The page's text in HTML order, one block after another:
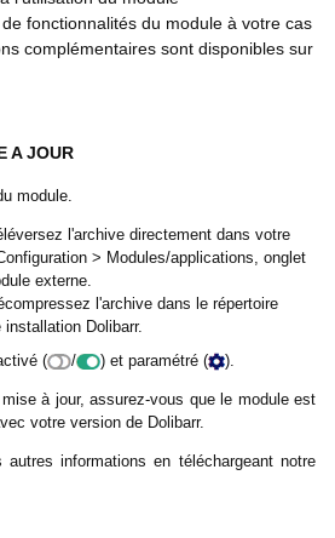
fonctionnalités du module à votre cas
complémentaires sont disponibles sur
A JOUR
module.
l'archive directement dans votre
> Modules/applications, onglet
externe.
l'archive dans le répertoire
Dolibarr.
(
/ ) et paramétré ( ).
à jour, assurez-vous que le module est
votre version de Dolibarr.
autres informations en téléchargeant notre